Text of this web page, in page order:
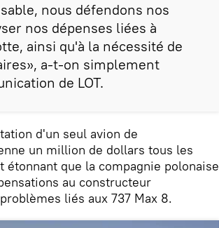
nous défendons nos
nos dépenses liées à
ainsi qu'à la nécessité de
a-t-on simplement
de LOT.
d'un seul avion de
un million de dollars tous les
que la compagnie polonaise
au constructeur
liés aux 737 Max 8.